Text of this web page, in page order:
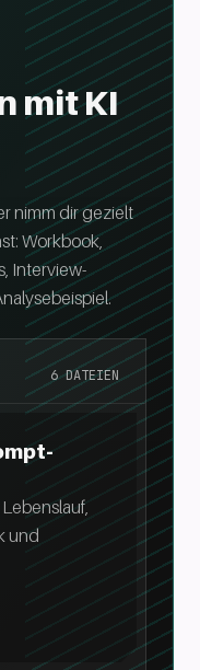
mit KI
nimm dir gezielt
Workbook,
Interview-
6 DATEIEN
und